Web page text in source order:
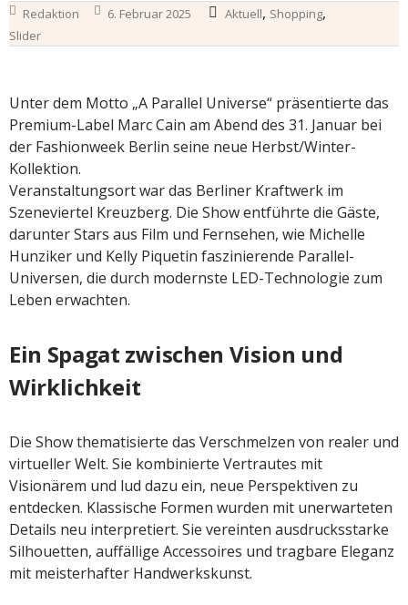
Redaktion 6. Februar 2025 Aktuell, Shopping,
Slider
Unter dem Motto „A Parallel Universe“ präsentierte das
Premium-Label Marc Cain am Abend des 31. Januar bei
der Fashionweek Berlin seine neue Herbst/Winter-
Kollektion.
Veranstaltungsort war das Berliner Kraftwerk im
Szeneviertel Kreuzberg. Die Show entführte die Gäste,
darunter Stars aus Film und Fernsehen, wie Michelle
Hunziker und Kelly Piquetin faszinierende Parallel-
Universen, die durch modernste LED-Technologie zum
Leben erwachten.
Ein Spagat zwischen Vision und
Wirklichkeit
Die Show thematisierte das Verschmelzen von realer und
virtueller Welt. Sie kombinierte Vertrautes mit
Visionärem und lud dazu ein, neue Perspektiven zu
entdecken. Klassische Formen wurden mit unerwarteten
Details neu interpretiert. Sie vereinten ausdrucksstarke
Silhouetten, auffällige Accessoires und tragbare Eleganz
mit meisterhafter Handwerkskunst.